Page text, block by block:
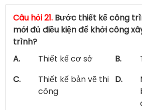
Câu hỏi 21. Bước thiết kế công
mới đủ điều kiện để khởi công
trình?
A.
Thiết kế cơ sở B.
C.
Thiết kế bản vẽ thi
công
D.